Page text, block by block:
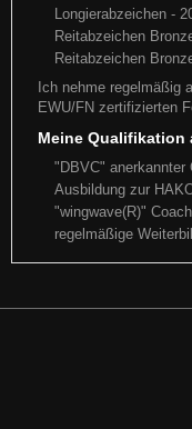
Weiterlesen
Longierabzeichen -
Reitabzeichen
Reitabzeichen
Ich nehme regelmäßig
EWU/FN zertifizierten
Meine Qualifikation
"DBVC" anerkannter
Ausbildung zur
"wingwave(R)"
regelmäßige